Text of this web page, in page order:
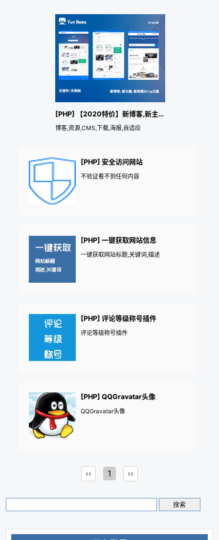
[PHP] 【2020特价】新博客,新主题,新资源Zblog主题
博客,资源,CMS,下载,海报,自适应
[PHP] 安全访问网站
不验证看不到任何内容
[PHP] 一键获取网站信息
一键获取网站标题,关键词,描述
[PHP] 评论等级称号插件
评论等级称号插件
[PHP] QQGravatar头像
QQGravatar头像
‹‹ 1 ››